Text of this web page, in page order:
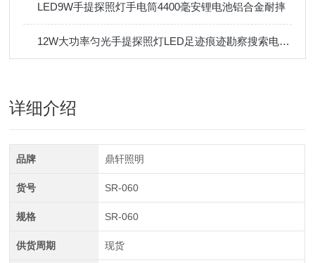
LED9W手提探照灯手电筒4400毫安锂电池铝合金耐摔
12W大功率匀光手提探照灯LED足迹痕迹勘察搜索电量显示IP65
详细介绍
品牌 鼎轩照明
货号 SR-060
规格 SR-060
供货周期 现货